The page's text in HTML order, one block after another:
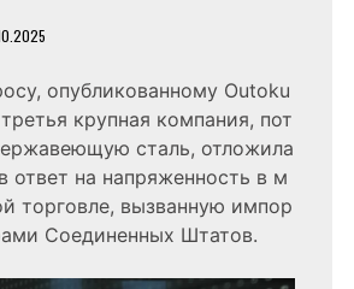
опубликованному Outoku
крупная компания, пот
сталь, отложила
ответ на напряженность в м
торговле, вызванную импор
Соединенных Штатов.